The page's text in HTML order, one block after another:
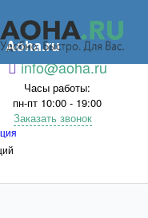
Aoha.ru
info@aoha.ru
Часы работы:
пн-пт 10:00 - 19:00
Заказать звонок